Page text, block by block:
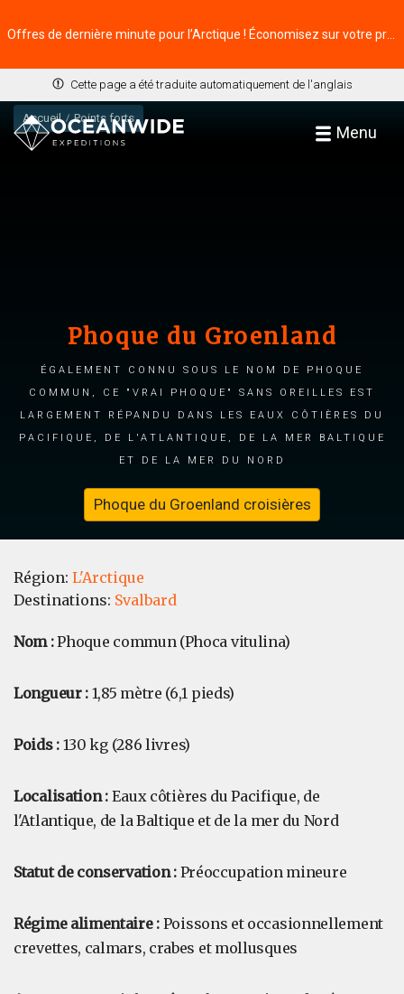
Cette page a été traduite automatiquement de l'anglais
Menu
Accueil Points forts
Phoque du Groenland
Également connu sous le nom de phoque
commun, ce "vrai phoque" sans oreilles est
largement répandu dans les eaux côtières du
Pacifique, de l'Atlantique, de la mer Baltique
et de la mer du Nord
Phoque du Groenland croisières
Région: L'Arctique
Destinations: Svalbard
Nom :Phoque commun (Phoca vitulina)
Longueur : 1,85 mètre (6,1 pieds)
Poids :130 kg (286 livres)
Localisation : Eaux côtières du Pacifique, de
l'Atlantique, de la Baltique et de la mer du Nord
Statut de conservation :Préoccupation mineure
Régime alimentaire : Poissons et occasionnellement
crevettes, calmars, crabes et mollusques